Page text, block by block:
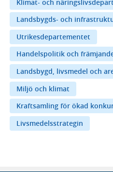
Klimat- och
Landsbygds- och
Utrikesdepartementet
Handelspolitik och
Landsbygd, livsmedel och
Miljö och klimat
Kraftsamling för ökad
Livsmedelsstrategin